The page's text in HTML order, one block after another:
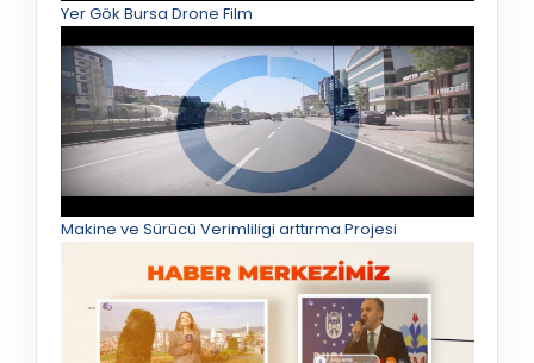
Yer Gök Bursa Drone Film
Makine ve Sürücü Verimliligi arttırma Projesi